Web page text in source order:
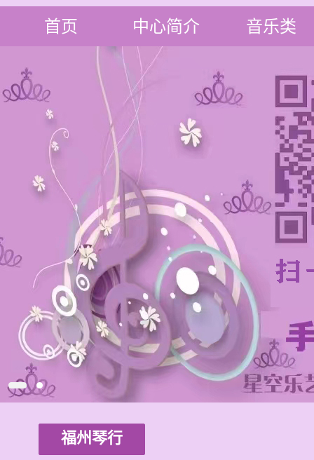
首页 中心简介 音乐类
福州琴行